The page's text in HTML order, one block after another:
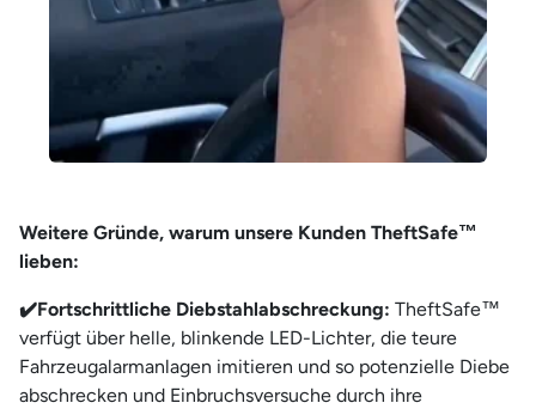
Weitere Gründe, warum unsere Kunden TheftSafe™
lieben:
✔️Fortschrittliche Diebstahlabschreckung: TheftSafe™
verfügt über helle, blinkende LED-Lichter, die teure
Fahrzeugalarmanlagen imitieren und so potenzielle Diebe
abschrecken und Einbruchsversuche durch ihre